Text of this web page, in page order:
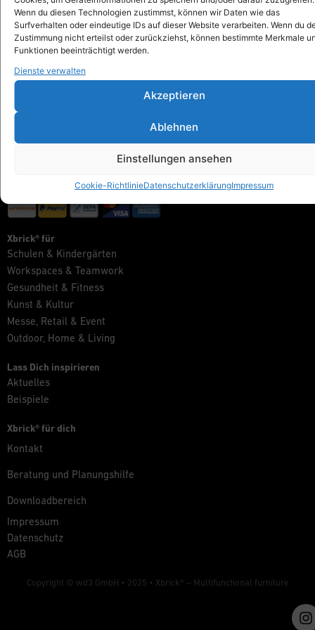
Wenn du diesen Technologien zustimmst, können wir Daten wie das
Surfverhalten oder eindeutige IDs auf dieser Website verarbeiten. Wenn du
Zustimmung nicht erteilst oder zurückziehst, können bestimmte Merkmale
Funktionen beeinträchtigt werden.
Dienste verwalten
Akzeptieren
Ablehnen
Einstellungen ansehen
Cookie-RichtlinieDatenschutzerklärungImpressum
info@xbrick.eu
+49 711 284 977 20
Folge Xbrick®
Shop
Xbrick® Das Original
Xbrick® für
Schulen & Kindergärten
Workspaces & Teamwork
Gesundheit & Fitness
Kunst & Kultur
Messe, Retail & Event
Outdoor, Home & Living
Lass Dich inspirieren
Aktuelles
Beispiele
Xbrick® für dich
Kontakt
Beratung und Planungshilfe
Downloadbereich
Impressum
Datenschutz
AGB
Copyright © wd3 GmbH • 2025 • Xbrick® – Multifunctional furniture